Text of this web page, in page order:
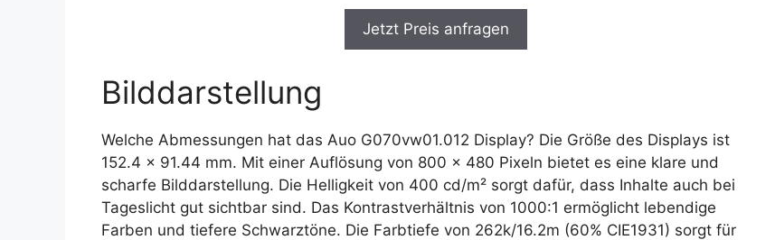
Jetzt Preis anfragen
Bilddarstellung
Welche Abmessungen hat das Auo G070vw01.012 Display? Die Größe des Displays ist
152.4 x 91.44 mm. Mit einer Auflösung von 800 x 480 Pixeln bietet es eine klare und
scharfe Bilddarstellung. Die Helligkeit von 400 cd/m² sorgt dafür, dass Inhalte auch bei
Tageslicht gut sichtbar sind. Das Kontrastverhältnis von 1000:1 ermöglicht lebendige
Farben und tiefere Schwarztöne. Die Farbtiefe von 262k/16.2m (60% CIE1931) sorgt für